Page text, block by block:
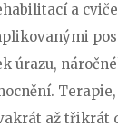
a
úrazu,
až třikrát